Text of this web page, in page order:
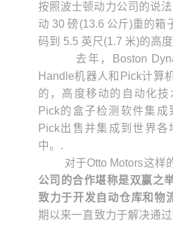
按照波士顿动力公司的说
动 30 磅(13.6 公斤)重的箱
码到 5.5 英尺(1.7 米)的高度
去年，Boston
Handle机器人和Pick计算
的，高度移动的自动化
Pick的盒子检测软件集
Pick出售并集成到世界
中。.
对于Otto Motors这样的
公司的合作堪称是双赢之
致力于开发自动仓库和物
期以来一直致力于解决通